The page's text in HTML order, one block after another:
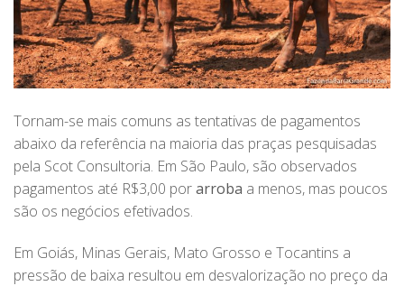
Tornam-se mais comuns as tentativas de pagamentos
abaixo da referência na maioria das praças pesquisadas
pela Scot Consultoria. Em São Paulo, são observados
pagamentos até R$3,00 porarroba a menos, mas poucos
são os negócios efetivados.
Em Goiás, Minas Gerais, Mato Grosso e Tocantins a
pressão de baixa resultou em desvalorização no preço da